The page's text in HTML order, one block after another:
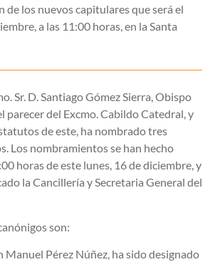
de los nuevos capitulares que será el
a las 11:00 horas, en la Santa
Sr. D. Santiago Gómez Sierra, Obispo
parecer del Excmo. Cabildo Catedral, y
de este, ha nombrado tres
Los nombramientos se han hecho
horas de este lunes, 16 de diciembre, y
la Cancillería y Secretaria General del
son:
Manuel Pérez Núñez, ha sido designado